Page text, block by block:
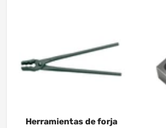
Herramientas de forja